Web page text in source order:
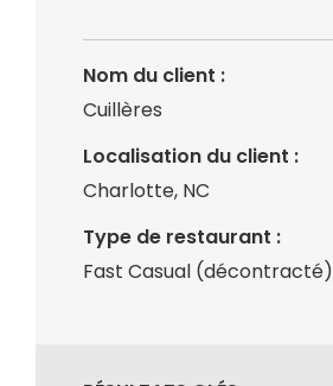
Nom du client :
Cuillères
Localisation du client :
Charlotte, NC
Type de restaurant :
Fast Casual (décontracté)